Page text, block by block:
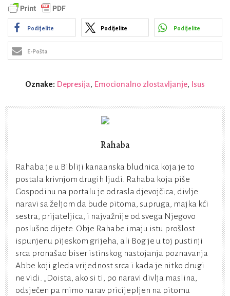
Podijelite Podijelite Podijelite
E-Pošta
Oznake: Depresija, Emocionalno zlostavljanje, Isus
Rahaba
Rahaba je u Bibliji kanaanska bludnica koja je to
postala krivnjom drugih ljudi. Rahaba koja piše
Gospodinu na portalu je odrasla djevojčica, divlje
naravi sa željom da bude pitoma, supruga, majka kći
sestra, prijateljica, i najvažnije od svega Njegovo
poslušno dijete. Obje Rahabe imaju istu prošlost
ispunjenu pijeskom grijeha, ali Bog je u toj pustinji
srca pronašao biser istinskog nastojanja poznavanja
Abbe koji gleda vrijednost srca i kada je nitko drugi
ne vidi. „Doista, ako si ti, po naravi divlja maslina,
odsječen pa mimo narav pricijepljen na pitomu